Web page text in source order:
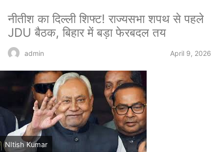
नीतीश का दिल्ली शिफ्ट! राज्यसभा शपथ से पहले
JDU बैठक, बिहार में बड़ा फेरबदल तय
admin April 9, 2026
NItish Kumar